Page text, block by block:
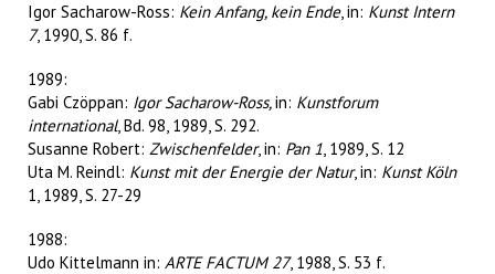
Igor Sacharow-Ross: Kein Anfang, kein Ende, in: Kunst Intern
7, 1990, S. 86 f.
1989:
Gabi Czöppan: Igor Sacharow-Ross,in: Kunstforum
international, Bd. 98, 1989, S. 292.
Susanne Robert: Zwischenfelder, in: Pan 1 , 1989, S. 12
Uta M. Reindl: Kunst mit der Energie der Natur, in: Kunst Köln
1, 1989, S. 27-29
1988:
Udo Kittelmann in: ARTE FACTUM 27, 1988, S. 53 f.